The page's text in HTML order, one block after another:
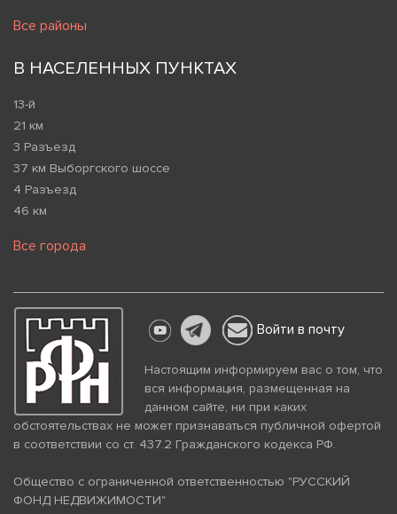
Все районы
В НАСЕЛЕННЫХ ПУНКТАХ
13-й
21 км
3 Разъезд
37 км Выборгского шоссе
4 Разъезд
46 км
Все города
Войти в почту
Настоящим информируем вас о том, что
вся информация, размещенная на
данном сайте, ни при каких
обстоятельствах не может признаваться публичной офертой
в соответствии со ст. 437.2 Гражданского кодекса РФ.
Общество с ограниченной ответственностью "РУССКИЙ
ФОНД НЕДВИЖИМОСТИ"